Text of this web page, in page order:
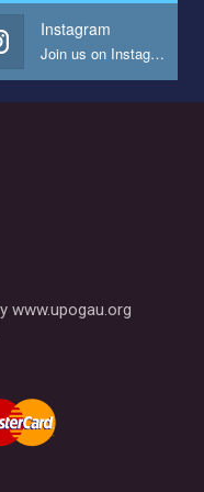
Instagram
Join us on Instagram
www.upogau.org